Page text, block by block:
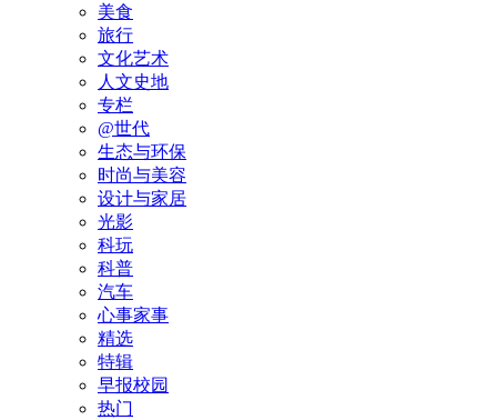
美食
旅行
文化艺术
人文史地
专栏
@世代
生态与环保
时尚与美容
设计与家居
光影
科玩
科普
汽车
心事家事
精选
特辑
早报校园
热门